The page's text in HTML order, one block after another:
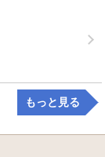
もっと見る